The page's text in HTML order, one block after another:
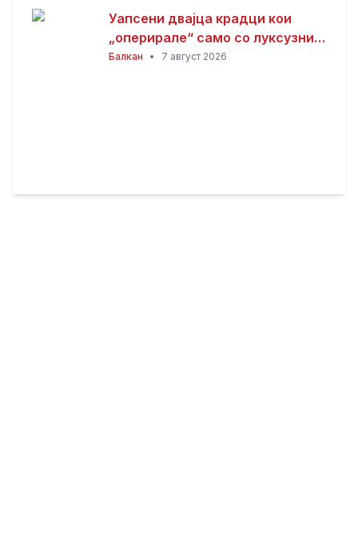
Уапсени двајца крадци кои
„оперирале“ само со луксузни
автомобили
Балкан • 7 август 2026